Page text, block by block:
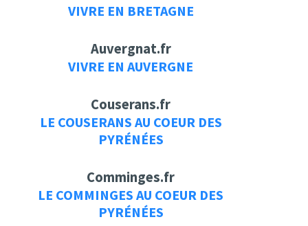
VIVRE EN BRETAGNE
Auvergnat.fr
VIVRE EN AUVERGNE
Couserans.fr
LE COUSERANS AU COEUR DES
PYRÉNÉES
Comminges.fr
LE COMMINGES AU COEUR DES
PYRÉNÉES